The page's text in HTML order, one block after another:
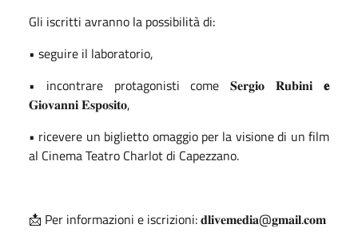
Gli iscritti avranno la possibilità di:
• seguire il laboratorio,
• incontrare protagonisti come 𝐒𝐞𝐫𝐠𝐢𝐨 𝐑𝐮𝐛𝐢𝐧𝐢 𝐞
𝐆𝐢𝐨𝐯𝐚𝐧𝐧𝐢 𝐄𝐬𝐩𝐨𝐬𝐢𝐭𝐨,
• ricevere un biglietto omaggio per la visione di un film
al Cinema Teatro Charlot di Capezzano.
📩 Per informazioni e iscrizioni: 𝐝𝐥𝐢𝐯𝐞𝐦𝐞𝐝𝐢𝐚@𝐠𝐦𝐚𝐢𝐥.𝐜𝐨𝐦